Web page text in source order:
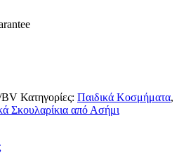
BV Κατηγορίες: Παιδικά Κοσμήματα,
Σκουλαρίκια από Ασήμι